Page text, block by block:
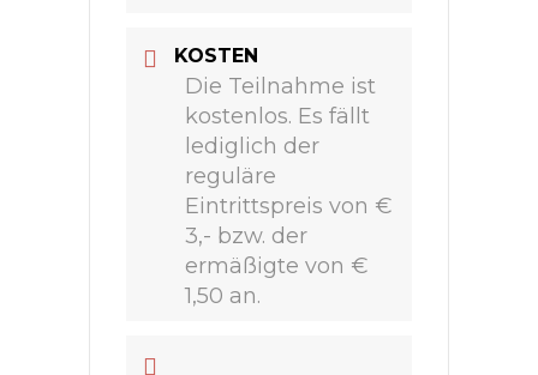
KOSTEN
Die Teilnahme ist
kostenlos. Es fällt
lediglich der
reguläre
Eintrittspreis von €
3,- bzw. der
ermäßigte von €
1,50 an.